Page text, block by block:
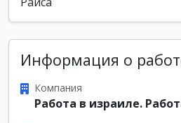
Информация о
Компания
Работа в израиле.